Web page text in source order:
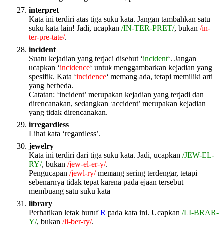
interpret
Kata ini terdiri atas tiga suku kata. Jangan tambahkan satu
suku kata lain! Jadi, ucapkan /IN-TER-PRET/, bukan /in-
ter-pre-tate/.
incident
Suatu kejadian yang terjadi disebut ‘incident‘. Jangan
ucapkan ‘incidence‘ untuk menggambarkan kejadian yang
spesifik. Kata ‘incidence‘ memang ada, tetapi memiliki arti
yang berbeda.
Catatan: ‘incident’ merupakan kejadian yang terjadi dan
direncanakan, sedangkan ‘accident’ merupakan kejadian
yang tidak direncanakan.
irregardless
Lihat kata ‘regardless’.
jewelry
Kata ini terdiri dari tiga suku kata. Jadi, ucapkan /JEW-EL-
RY/, bukan /jew-el-er-y/.
Pengucapan /jewl-ry/memang sering terdengar, tetapi
sebenarnya tidak tepat karena pada ejaan tersebut
membuang satu suku kata.
library
Perhatikan letak hurufR pada kata ini. Ucapkan /LI-BRAR-
Y/, bukan /li-ber-ry/.